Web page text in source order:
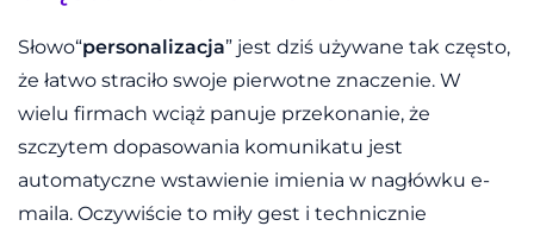
Słowo“personalizacja” jest dziś używane tak często,
że łatwo straciło swoje pierwotne znaczenie. W
wielu firmach wciąż panuje przekonanie, że
szczytem dopasowania komunikatu jest
automatyczne wstawienie imienia w nagłówku e-
maila. Oczywiście to miły gest i technicznie